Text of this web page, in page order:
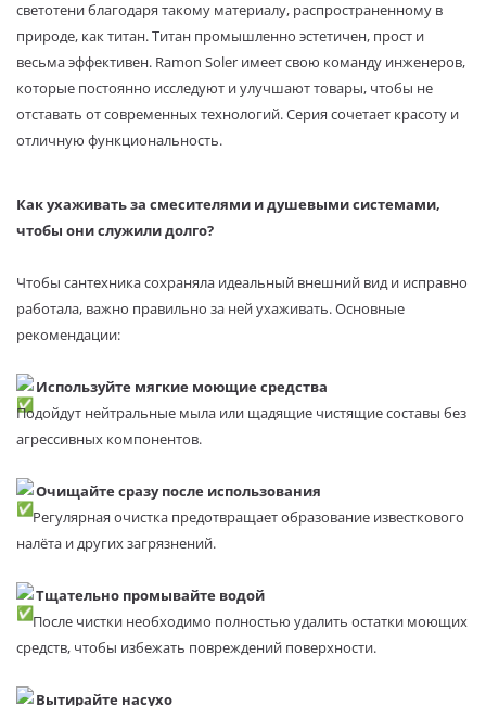
светотени благодаря такому материалу, распространенному в
природе, как титан. Титан промышленно эстетичен, прост и
весьма эффективен. Ramon Soler имеет свою команду инженеров,
которые постоянно исследуют и улучшают товары, чтобы не
отставать от современных технологий. Серия сочетает красоту и
отличную функциональность.
Как ухаживать за смесителями и душевыми системами,
чтобы они служили долго?
Чтобы сантехника сохраняла идеальный внешний вид и исправно
работала, важно правильно за ней ухаживать. Основные
рекомендации:
Используйте мягкие моющие средства
Подойдут нейтральные мыла или щадящие чистящие составы без
агрессивных компонентов.
Очищайте сразу после использования
Регулярная очистка предотвращает образование известкового
налёта и других загрязнений.
Тщательно промывайте водой
После чистки необходимо полностью удалить остатки моющих
средств, чтобы избежать повреждений поверхности.
Вытирайте насухо